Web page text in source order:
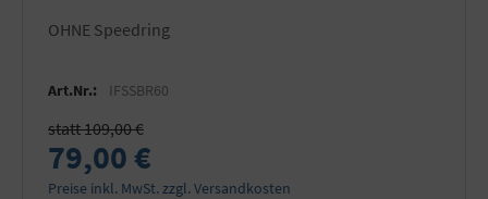
OHNE Speedring
Art.Nr.: IFSSBR60
statt 109,00 €
79,00 €
Preise inkl. MwSt. zzgl. Versandkosten